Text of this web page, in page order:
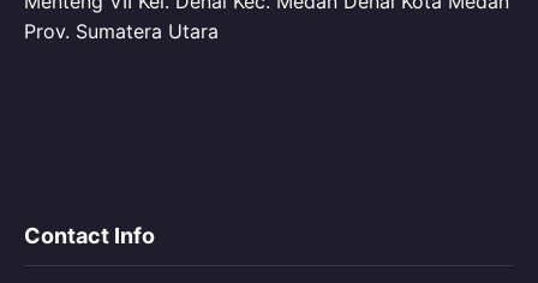
Prov. Sumatera Utara
Contact Info